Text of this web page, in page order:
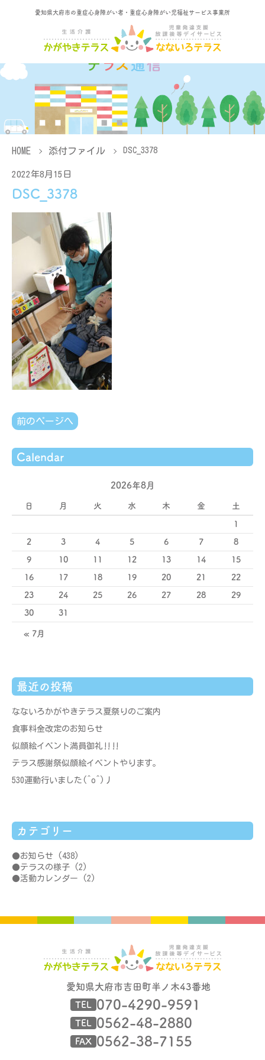
愛知県大府市の重症心身障がい者・重症心身障がい児福祉サービス事業所
HOME 添付ファイル DSC_3378
2022年8月15日
DSC_3378
前のページへ
Calendar
2026年8月
日 月 火 水 木 金 土
1
2 3 4 5 6 7 8
9 10 11 12 13 14 15
16 17 18 19 20 21 22
23 24 25 26 27 28 29
30 31
« 7月
最近の投稿
なないろかがやきテラス夏祭りのご案内
食事料金改定のお知らせ
似顔絵イベント満員御礼‼‼
テラス感謝祭似顔絵イベントやります。
530運動行いました(^o^)丿
カテゴリー
お知らせ (438)
テラスの様子 (2)
活動カレンダー (2)
愛知県大府市吉田町半ノ木43番地
TEL 070-4290-9591
TEL 0562-48-2880
FAX 0562-38-7155